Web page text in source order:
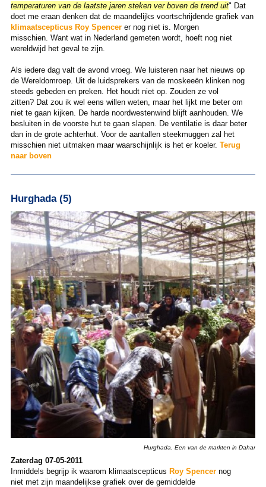
temperaturen van de laatste jaren steken ver boven de trend uit" Dat
doet me eraan denken dat de maandelijks voortschrijdende grafiek van
klimaatscepticus Roy Spencer er nog niet is. Morgen
misschien. Want wat in Nederland gemeten wordt, hoeft nog niet
wereldwijd het geval te zijn.
Als iedere dag valt de avond vroeg. We luisteren naar het nieuws op
de Wereldomroep. Uit de luidsprekers van de moskeeën klinken nog
steeds gebeden en preken. Het houdt niet op. Zouden ze vol
zitten? Dat zou ik wel eens willen weten, maar het lijkt me beter om
niet te gaan kijken. De harde noordwestenwind blijft aanhouden. We
besluiten in de voorste hut te gaan slapen. De ventilatie is daar beter
dan in de grote achterhut. Voor de aantallen steekmuggen zal het
misschien niet uitmaken maar waarschijnlijk is het er koeler. Terug
naar boven
Hurghada (5)
Hurghada. Een van de markten in Dahar
Zaterdag 07-05-2011
Inmiddels begrijp ik waarom klimaatscepticus Roy Spencernog
niet met zijn maandelijkse grafiek over de gemiddelde